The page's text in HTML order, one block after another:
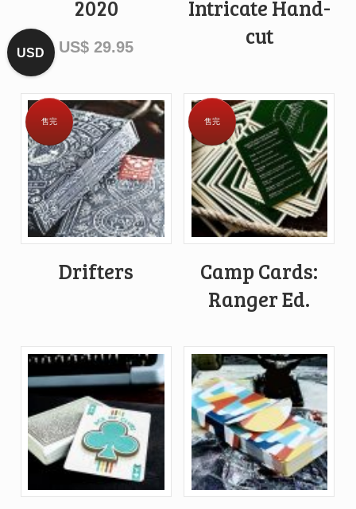
2020
US$29.95
Intricate Hand-
cut
售完
Drifters
售完
Camp Cards:
Ranger Ed.
USD